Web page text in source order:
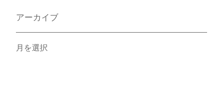
アーカイブ
ア